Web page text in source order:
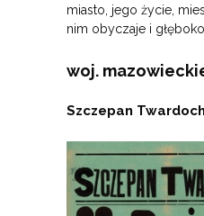
miasto, jego życie,
nim obyczaje i
woj.
Szczepan Twardoch